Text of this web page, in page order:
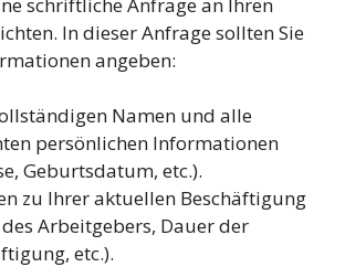
In dieser Anfrage sollten Sie
angeben:
Namen und alle
persönlichen Informationen
Geburtsdatum, etc.).
zu Ihrer aktuellen Beschäftigung
Arbeitgebers, Dauer der
etc.).